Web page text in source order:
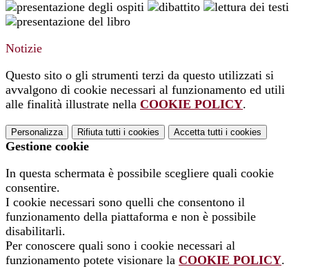
Notizie
Questo sito o gli strumenti terzi da questo utilizzati si
avvalgono di cookie necessari al funzionamento ed utili
alle finalità illustrate nella COOKIE POLICY.
Personalizza Rifiuta tutti i cookies Accetta tutti i cookies
Gestione cookie
In questa schermata è possibile scegliere quali cookie
consentire.
I cookie necessari sono quelli che consentono il
funzionamento della piattaforma e non è possibile
disabilitarli.
Per conoscere quali sono i cookie necessari al
funzionamento potete visionare la COOKIE POLICY.